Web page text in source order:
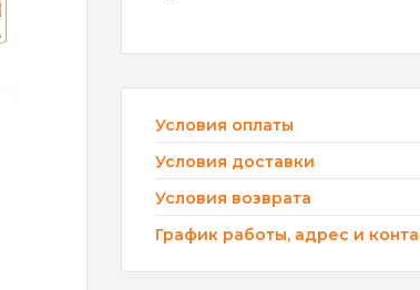
Условия оплаты
Условия доставки
Условия возврата
График работы, адрес и